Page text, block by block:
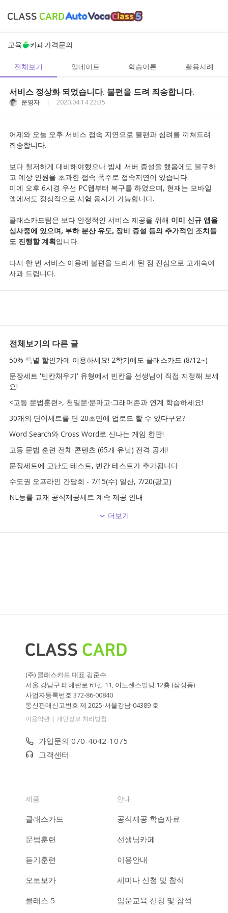
교육 카페가격문의
전체보기 업데이트 학습이론 활용사례
서비스 정상화 되었습니다. 불편을 드려 죄송합니다.
운영자 | 2020.04.14 22:35
어제와 오늘 오후 서비스 접속 지연으로 불편과 심려를 끼쳐드려
죄송합니다.
보다 철저하게 대비해야했으나 밤새 서버 증설을 했음에도 불구하
고 예상 인원을 초과한 접속 폭주로 접속지연이 있습니다.
이에 오후 6시경 우선 PC웹부터 복구를 하였으며, 현재는 모바일
앱에서도 정상적으로 시험 응시가 가능합니다.
클래스카드팀은 보다 안정적인 서비스 제공을 위해 이미 신규 앱을
심사중에 있으며, 부하 분산 유도, 장비 증설 등의 추가적인 조치들
도 진행할 계획입니다.
다시 한 번 서비스 이용에 불편을 드리게 된 점 진심으로 고개숙여
사과 드립니다.
전체보기의 다른 글
50% 특별 할인가에 이용하세요! 2학기에도 클래스카드 (8/12~)
문장세트 '빈칸채우기' 유형에서 빈칸을 선생님이 직접 지정해 보세
요!
<고등 문법훈련>, 천일문·문마고·그래머존과 연계 학습하세요!
30개의 단어세트를 단 20초만에 업로드 할 수 있다구요?
Word Search와 Cross Word로 신나는 게임 한판!
고등 문법 훈련 전체 콘텐츠 (65개 유닛) 전격 공개!
문장세트에 고난도 테스트, 빈칸 테스트가 추가됩니다
수도권 오프라인 간담회 - 7/15(수) 일산, 7/20(광교)
NE능률 교재 공식제공세트 계속 제공 안내
더보기
(주) 클래스카드 대표 김준수
서울 강남구 테헤란로 63길 11, 이노센스빌딩 12층 (삼성동)
사업자등록번호 372-86-00840
통신판매신고번호 제 2025-서울강남-04389 호
이용약관 | 개인정보 처리방침
가입문의 070-4042-1075
고객센터
제품
클래스카드
문법훈련
듣기훈련
오토보카
클래스 5
안내
공식제공 학습자료
선생님카페
이용안내
세미나 신청 및 참석
입문교육 신청 및 참석